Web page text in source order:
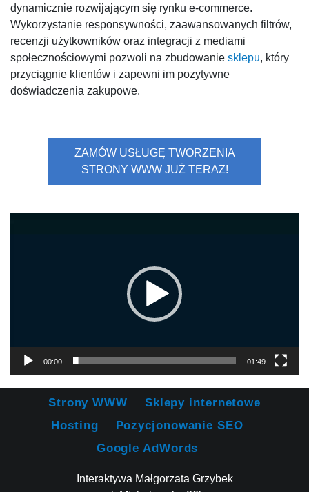
dynamicznie rozwijającym się rynku e-commerce.
Wykorzystanie responsywności, zaawansowanych filtrów,
recenzji użytkowników oraz integracji z mediami
społecznościowymi pozwoli na zbudowanie sklepu, który
przyciągnie klientów i zapewni im pozytywne
doświadczenia zakupowe.
ZAMÓW USŁUGĘ TWORZENIA
STRONY WWW JUŻ TERAZ!
00:00 01:49
Strony WWW
Sklepy internetowe
Hosting
Pozycjonowanie SEO
Google AdWords
Interaktywa Małgorzata Grzybek